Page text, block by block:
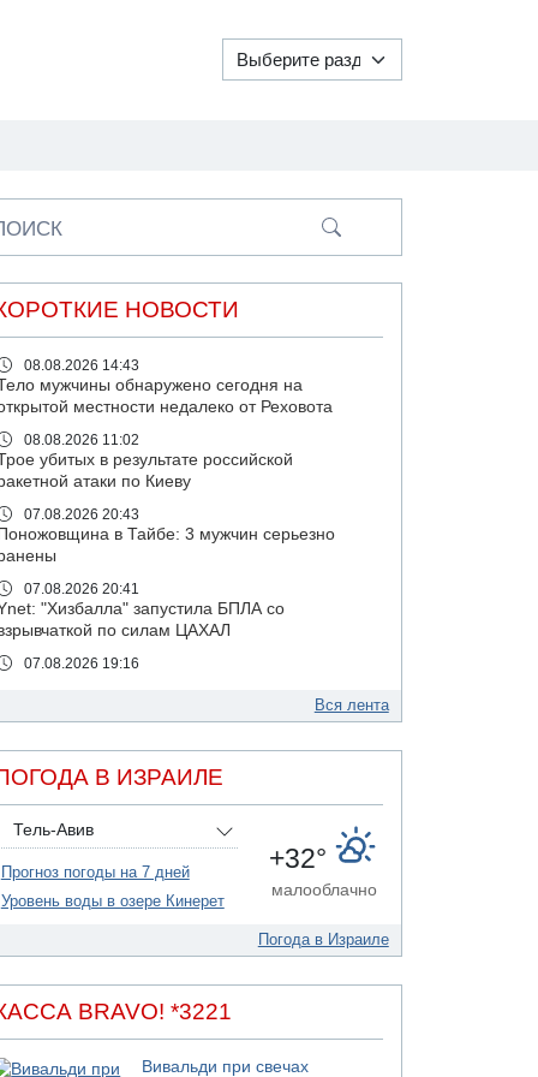
НОВОСТИ
08.08.2026 14:43
мужчины обнаружено сегодня на
местности недалеко от Реховота
08.08.2026 11:02
убитых в результате российской
атаки по Киеву
07.08.2026 20:43
Поножовщина в Тайбе: 3 мужчин серьезно
07.08.2026 20:41
"Хизбалла" запустила БПЛА со
по силам ЦАХАЛ
07.08.2026 19:16
Иерусалиме
Подозреваемый в домогательствах в хостеле
- Гильбоа Дахан
Обнародовано имя полицейского,
подозреваемого в коррупционных
07.08.2026 17:51
отказался заморозить лишение
льгот для уклонистов-харедим
Вся лента
В ИЗРАИЛЕ
Тель-Авив
Прогноз погоды на 7 дней
Уровень воды в озере Кинерет
+32°
малооблачно
Погода в Израиле
BRAVO! *3221
Вивальди при свечах